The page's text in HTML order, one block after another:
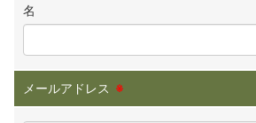
名
メールアドレス ※